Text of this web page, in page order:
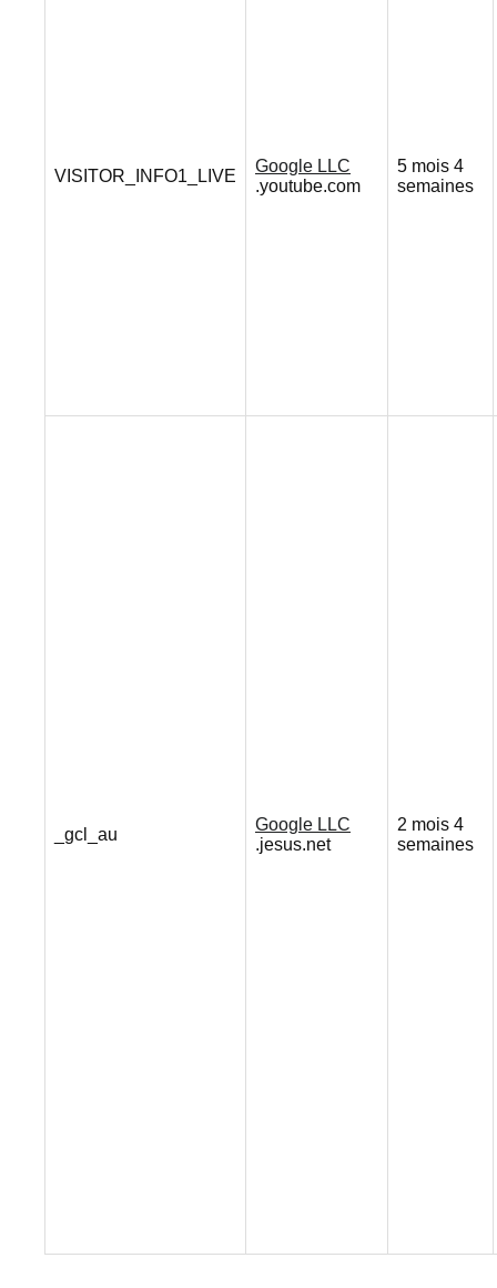
VISITOR_INFO1_LIVE
Google LLC
.youtube.com
5 mois 4
semaines
_gcl_au
Google LLC
.jesus.net
2 mois 4
semaines